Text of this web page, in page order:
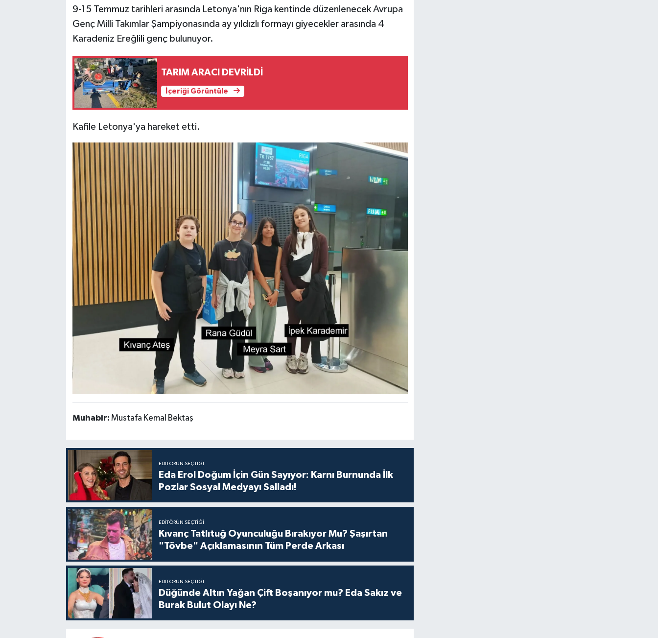
9-15 Temmuz tarihleri arasında Letonya'nın Riga kentinde düzenlenecek Avrupa
Genç Milli Takımlar Şampiyonasında ay yıldızlı formayı giyecekler arasında 4
Karadeniz Ereğlili genç bulunuyor.
TARIM ARACI DEVRİLDİ
İçeriği Görüntüle
Kafile Letonya'ya hareket etti.
Muhabir: Mustafa Kemal Bektaş
EDITÖRÜN SEÇTIĞI
Eda Erol Doğum İçin Gün Sayıyor: Karnı Burnunda İlk
Pozlar Sosyal Medyayı Salladı!
EDITÖRÜN SEÇTIĞI
Kıvanç Tatlıtuğ Oyunculuğu Bırakıyor Mu? Şaşırtan
"Tövbe" Açıklamasının Tüm Perde Arkası
EDITÖRÜN SEÇTIĞI
Düğünde Altın Yağan Çift Boşanıyor mu? Eda Sakız ve
Burak Bulut Olayı Ne?